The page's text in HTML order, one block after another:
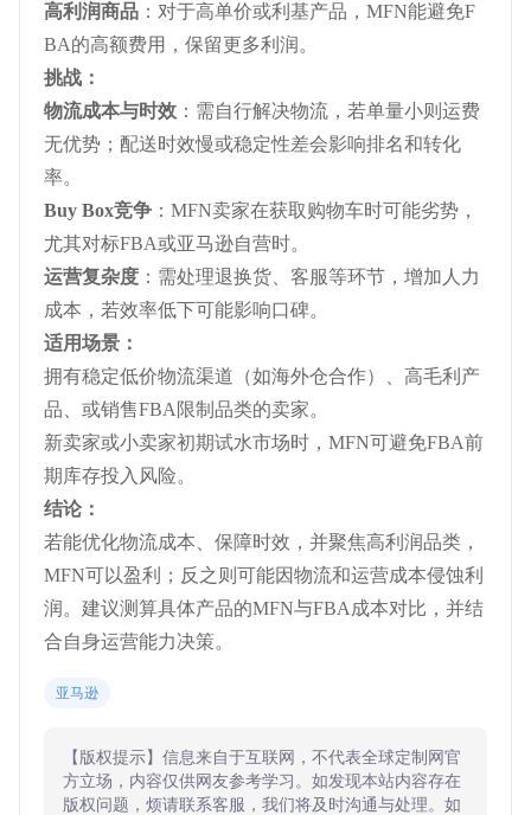
高利润商品 ：对于高单价或利基产品，MFN能避免F
BA的高额费用，保留更多利润。
挑战：
物流成本与时效 ：需自行解决物流，若单量小则运费
无优势；配送时效慢或稳定性差会影响排名和转化
率。
Buy Box竞争 ：MFN卖家在获取购物车时可能劣势，
尤其对标FBA或亚马逊自营时。
运营复杂度 ：需处理退换货、客服等环节，增加人力
成本，若效率低下可能影响口碑。
适用场景：
拥有稳定低价物流渠道（如海外仓合作）、高毛利产
品、或销售FBA限制品类的卖家。
新卖家或小卖家初期试水市场时，MFN可避免FBA前
期库存投入风险。
结论：
若能优化物流成本、保障时效，并聚焦高利润品类，
MFN可以盈利；反之则可能因物流和运营成本侵蚀利
润。建议测算具体产品的MFN与FBA成本对比，并结
合自身运营能力决策。
亚马逊
【版权提示】信息来自于互联网，不代表全球定制网官
方立场，内容仅供网友参考学习。如发现本站内容存在
版权问题，烦请联系客服，我们将及时沟通与处理。如